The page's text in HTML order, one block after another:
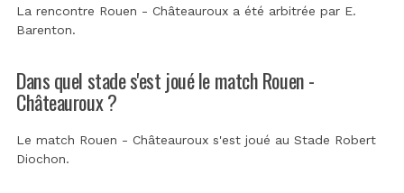
La rencontre Rouen - Châteauroux a été arbitrée par E.
Barenton.
Dans quel stade s'est joué le match Rouen -
Châteauroux ?
Le match Rouen - Châteauroux s'est joué au Stade Robert
Diochon.